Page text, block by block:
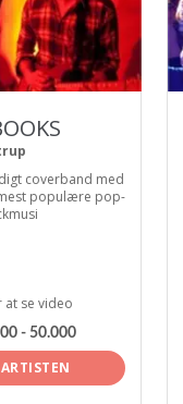
coverband med
populære pop-
at se video
- 50.000